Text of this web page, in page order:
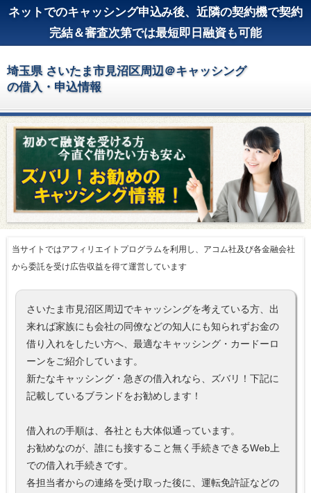
ネットでのキャッシング申込み後、近隣の契約機で契約
完結＆審査次第では最短即日融資も可能
埼玉県 さいたま市見沼区周辺＠キャッシング
の借入・申込情報
当サイトではアフィリエイトプログラムを利用し、アコム社及び各金融会社
から委託を受け広告収益を得て運営しています
さいたま市見沼区周辺でキャッシングを考えている方、出
来れば家族にも会社の同僚などの知人にも知られずお金の
借り入れをしたい方へ、最適なキャッシング・カードーロ
ーンをご紹介しています。
新たなキャッシング・急ぎの借入れなら、ズバリ！下記に
記載しているブランドをお勧めします！
借入れの手順は、各社とも大体似通っています。
お勧めなのが、誰にも接すること無く手続きできるWeb上
での借入れ手続きです。
各担当者からの連絡を受け取った後に、運転免許証などの